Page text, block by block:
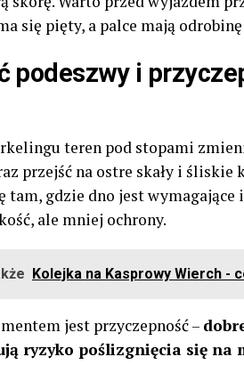
się pięty, a palce mają odrobinę
podeszwy i
teren pod stopami
przejść na ostre skały i śliskie
tam, gdzie dno jest wymagające
ale mniej ochrony.
Kolejka na Kasprowy Wierch -
jest przyczepność –
ryzyko poślizgnięcia się na